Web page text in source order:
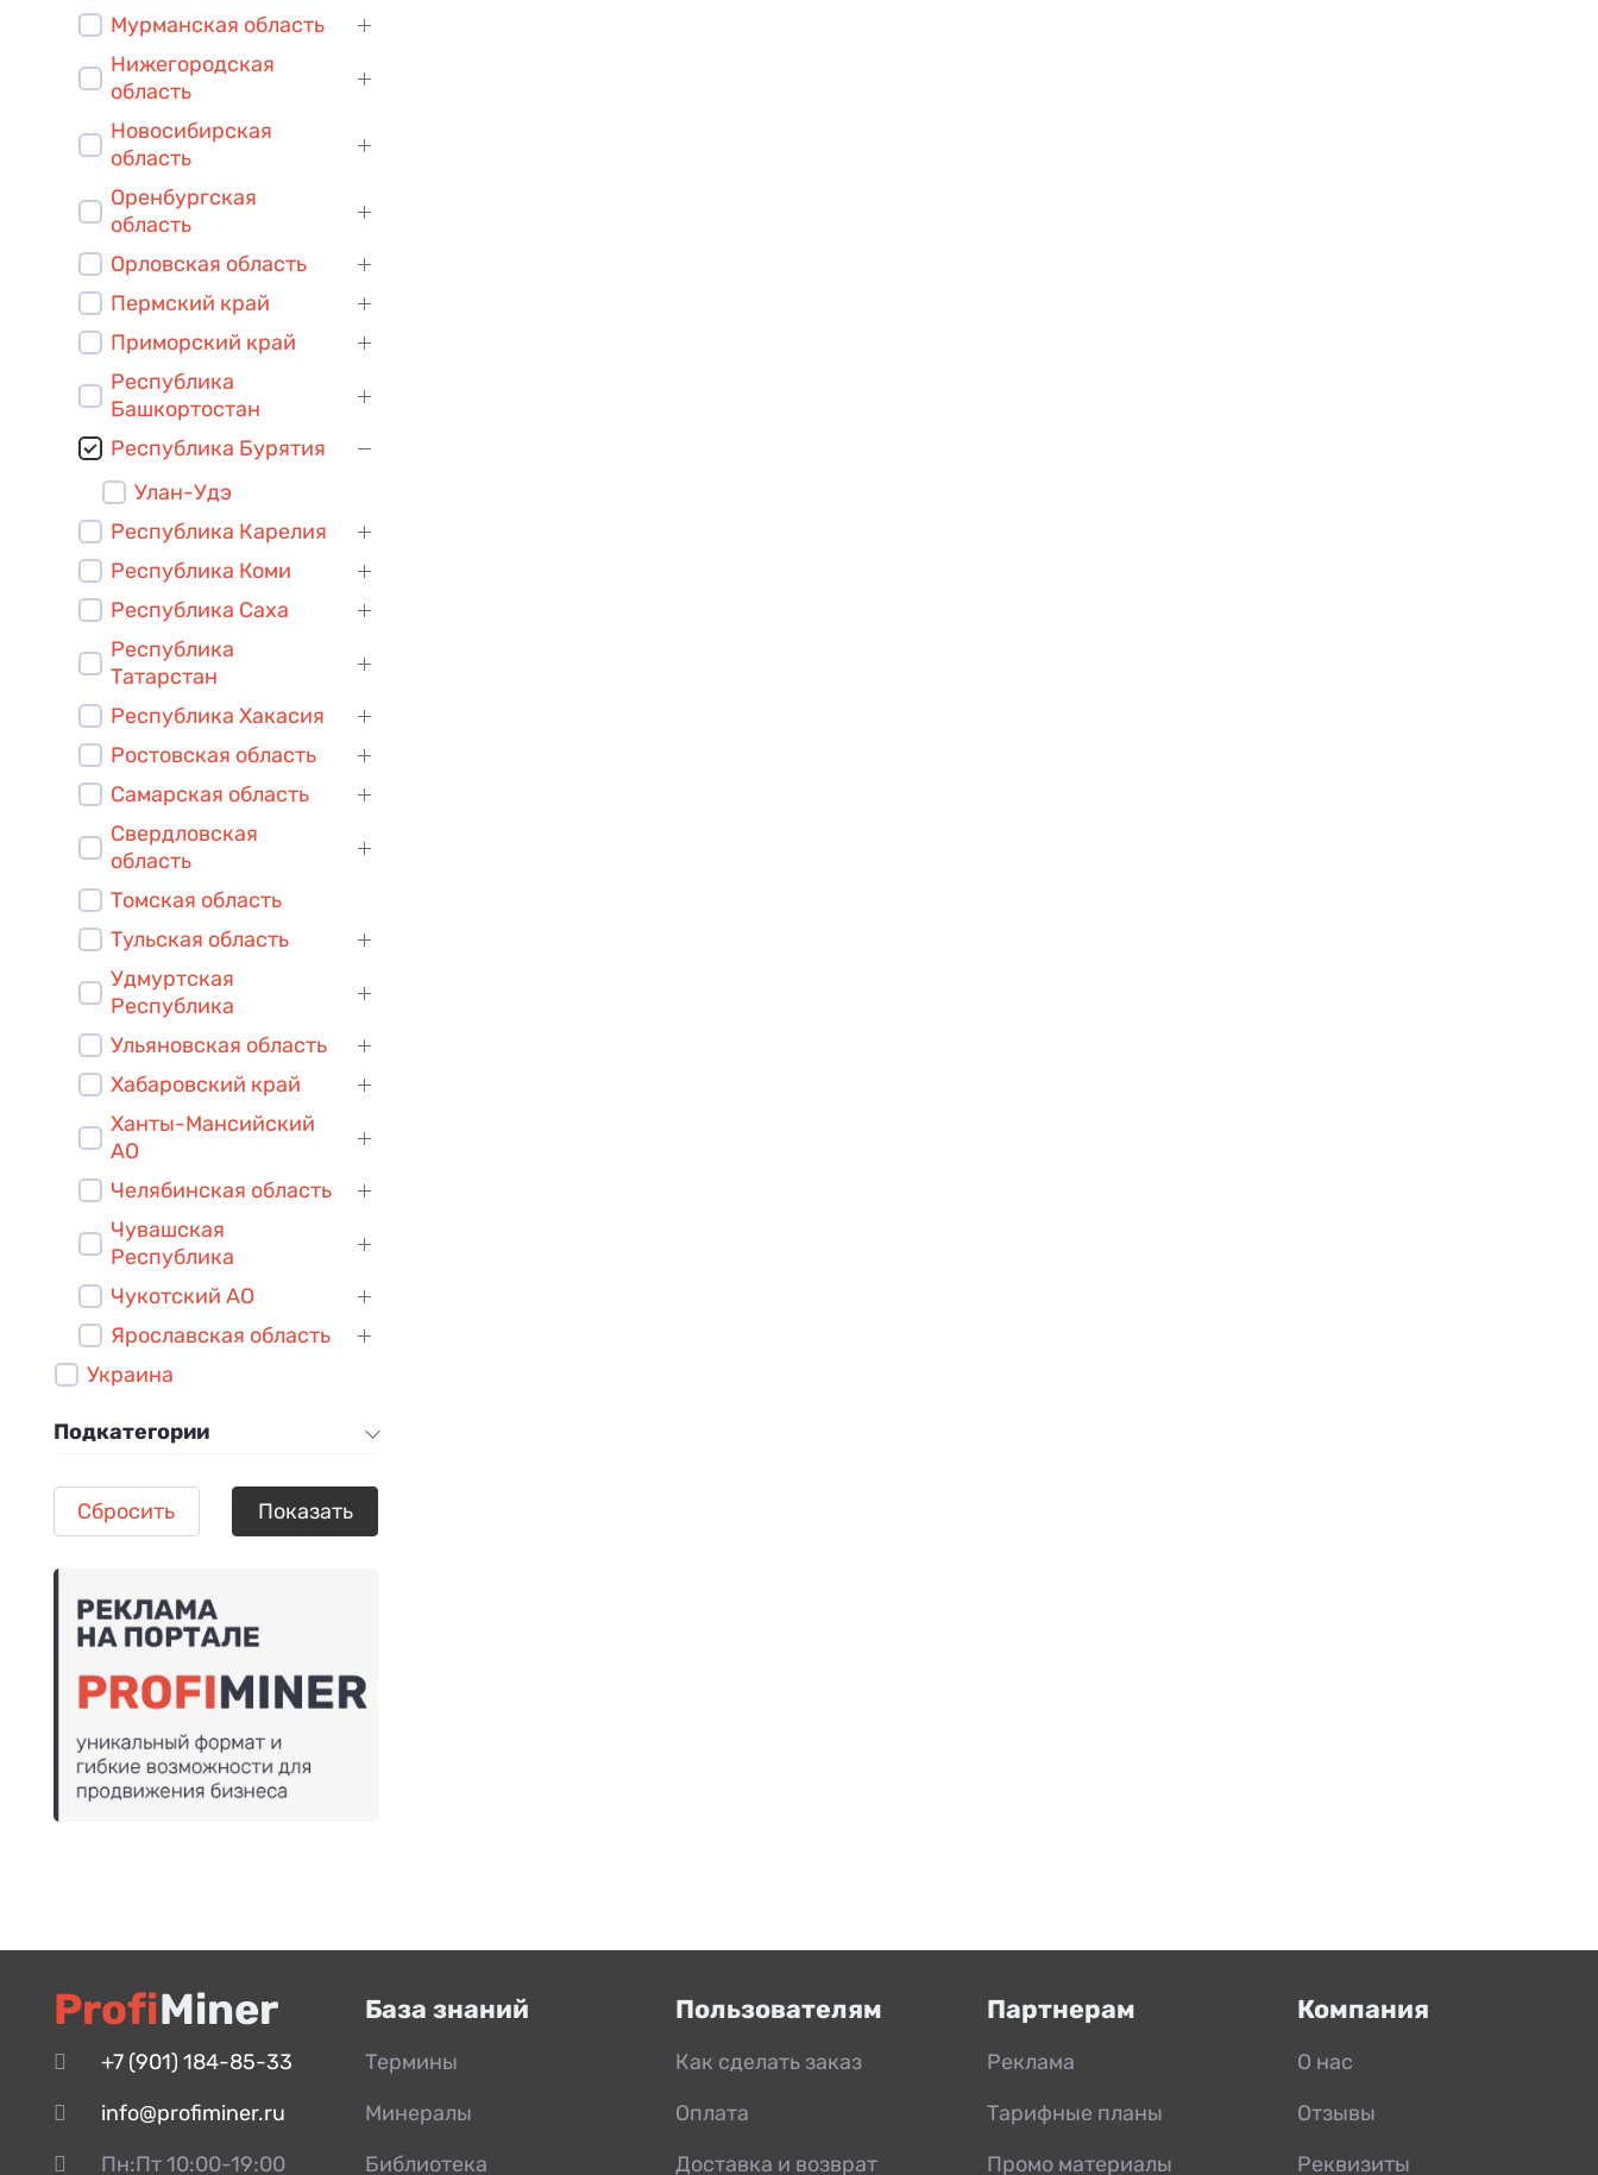
Мурманская область
Нижегородская
область
Новосибирская
область
Оренбургская
область
Орловская область
Пермский край
Приморский край
Республика
Башкортостан
Республика Бурятия
Улан-Удэ
Республика Карелия
Республика Коми
Республика Саха
Республика
Татарстан
Республика Хакасия
Ростовская область
Самарская область
Свердловская
область
Томская область
Тульская область
Удмуртская
Республика
Ульяновская область
Хабаровский край
Ханты-Мансийский
АО
Челябинская область
Чувашская
Республика
Чукотский АО
Ярославская область
Украина
Подкатегории
Показать
Сбросить
ProfiMiner
+7 (901) 184-85-33
info@profiminer.ru
Пн:Пт 10:00-19:00
База знаний
Термины
Минералы
Библиотека
Пользователям
Как сделать заказ
Оплата
Доставка и возврат
Партнерам
Реклама
Тарифные планы
Промо материалы
Компания
О нас
Отзывы
Реквизиты